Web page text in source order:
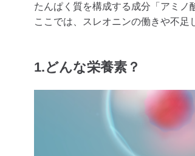
たんぱく質を構成する成分「アミノ
ここでは、スレオニンの働きや不足
1.どんな栄養素？